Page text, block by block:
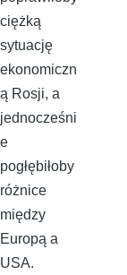
ciężką
sytuację
ekonomiczn
ą Rosji, a
jednocześni
e
pogłębiłoby
różnice
między
Europą a
USA.